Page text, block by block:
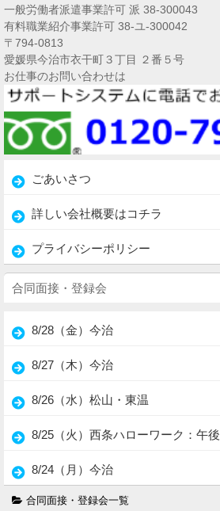
一般労働者派遣事業許可 派 38-300043
有料職業紹介事業許可 38-ユ-300042
〒794-0813
愛媛県今治市衣干町３丁目 ２番５号
お仕事のお問い合わせは
ごあいさつ
詳しい会社概要はコチラ
プライバシーポリシー
合同面接・登録会
8/28（金）今治
8/27（木）今治
8/26（水）松山・東温
8/25（火）西条ハローワーク：午後
8/24（月）今治
合同面接・登録会一覧